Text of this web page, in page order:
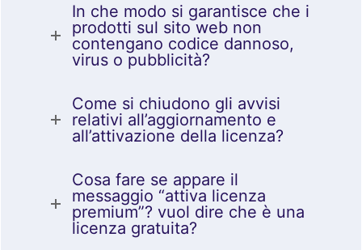
In che modo si garantisce che i
prodotti sul sito web non
contengano codice dannoso,
virus o pubblicità?
Come si chiudono gli avvisi
relativi all’aggiornamento e
all’attivazione della licenza?
Cosa fare se appare il
messaggio “attiva licenza
premium”? vuol dire che è una
licenza gratuita?